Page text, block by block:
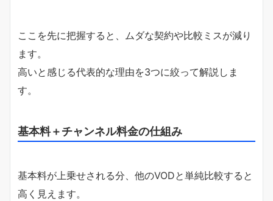
ここを先に把握すると、ムダな契約や比較ミスが減り
ます。
高いと感じる代表的な理由を3つに絞って解説しま
す。
基本料＋チャンネル料金の仕組み
基本料が上乗せされる分、他のVODと単純比較すると
高く見えます。